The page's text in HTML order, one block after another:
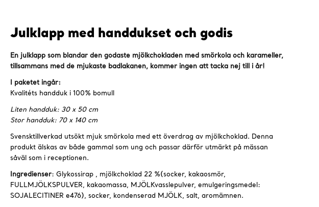
Julklapp med handdukset och godis
En julklapp som blandar den godaste mjölkchokladen med smörkola och karameller,
tillsammans med de mjukaste badlakanen, kommer ingen att tacka nej till i år!
I paketet ingår:
Kvalitéts handduk i 100% bomull
Liten handduk: 30 x 50 cm
Stor handduk: 70 x 140 cm
Svensktillverkad utsökt mjuk smörkola med ett överdrag av mjölkchoklad. Denna
produkt älskas av både gammal som ung och passar därför utmärkt på mässan
såväl som i receptionen.
Ingredienser: Glykossirap , mjölkchoklad 22 %(socker, kakaosmör,
FULLMJÖLKSPULVER, kakaomassa, MJÖLKvasslepulver, emulgeringsmedel:
SOJALECITINER e476), socker, kondenserad MJÖLK, salt, aromämnen.